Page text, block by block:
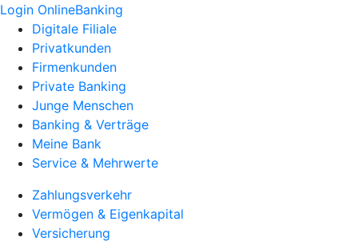
Login OnlineBanking
Digitale Filiale
Privatkunden
Firmenkunden
Private Banking
Junge Menschen
Banking & Verträge
Meine Bank
Service & Mehrwerte
Zahlungsverkehr
Vermögen & Eigenkapital
Versicherung